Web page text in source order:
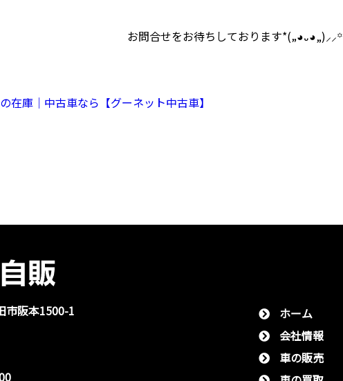
お問合せをお待ちしております*(„◕᎑◕„)⸝⸝꙳
在庫｜中古車なら【グーネット中古車】
市阪本1500-1
ホーム
会社情報
⾞の販売